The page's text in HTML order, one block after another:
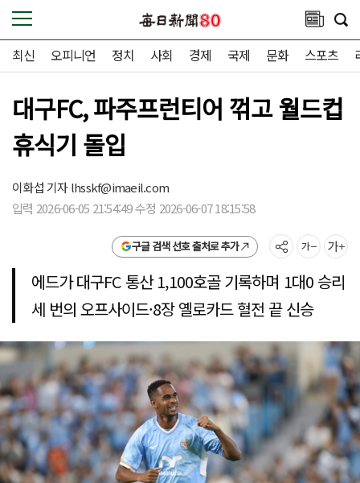
최신 오피니언 정치 사회 경제 국제 문화 스포츠
대구FC, 파주프런티어 꺾고 월드컵
휴식기 돌입
이화섭 기자lhsskf@imaeil.com
입력 2026-06-05 21:54:49 수정 2026-06-07 18:15:58
구글 검색 선호 출처로 추가
에드가 대구FC 통산 1,100호골 기록하며 1대0 승리
세 번의 오프사이드·8장 옐로카드 혈전 끝 신승